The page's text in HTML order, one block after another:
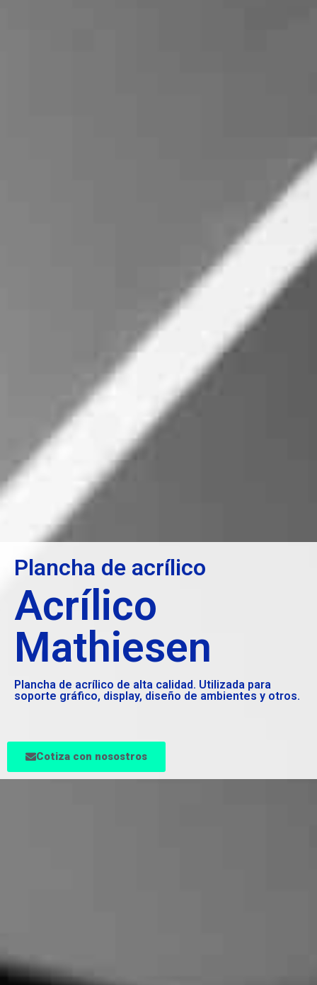
Plancha de acrílico
Acrílico
Mathiesen
Plancha de acrílico de alta calidad. Utilizada para
soporte gráfico, display, diseño de ambientes y otros.
Cotiza con nosostros